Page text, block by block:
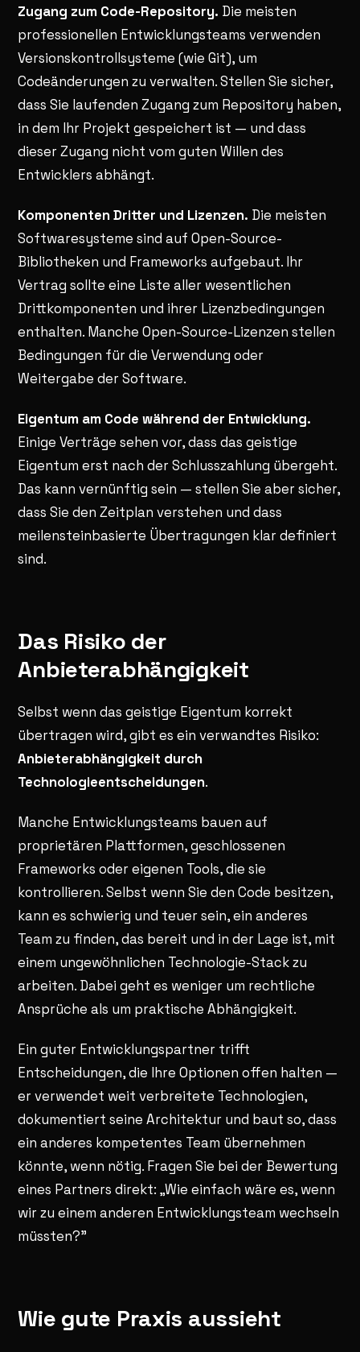
Zugang zum Code-Repository. Die meisten
professionellen Entwicklungsteams verwenden
Versionskontrollsysteme (wie Git), um
Codeänderungen zu verwalten. Stellen Sie sicher,
dass Sie laufenden Zugang zum Repository haben,
in dem Ihr Projekt gespeichert ist — und dass
dieser Zugang nicht vom guten Willen des
Entwicklers abhängt.
Komponenten Dritter und Lizenzen. Die meisten
Softwaresysteme sind auf Open-Source-
Bibliotheken und Frameworks aufgebaut. Ihr
Vertrag sollte eine Liste aller wesentlichen
Drittkomponenten und ihrer Lizenzbedingungen
enthalten. Manche Open-Source-Lizenzen stellen
Bedingungen für die Verwendung oder
Weitergabe der Software.
Eigentum am Code während der Entwicklung.
Einige Verträge sehen vor, dass das geistige
Eigentum erst nach der Schlusszahlung übergeht.
Das kann vernünftig sein — stellen Sie aber sicher,
dass Sie den Zeitplan verstehen und dass
meilensteinbasierte Übertragungen klar definiert
sind.
Das Risiko der
Anbieterabhängigkeit
Selbst wenn das geistige Eigentum korrekt
übertragen wird, gibt es ein verwandtes Risiko:
Anbieterabhängigkeit durch
Technologieentscheidungen.
Manche Entwicklungsteams bauen auf
proprietären Plattformen, geschlossenen
Frameworks oder eigenen Tools, die sie
kontrollieren. Selbst wenn Sie den Code besitzen,
kann es schwierig und teuer sein, ein anderes
Team zu finden, das bereit und in der Lage ist, mit
einem ungewöhnlichen Technologie-Stack zu
arbeiten. Dabei geht es weniger um rechtliche
Ansprüche als um praktische Abhängigkeit.
Ein guter Entwicklungspartner trifft
Entscheidungen, die Ihre Optionen offen halten —
er verwendet weit verbreitete Technologien,
dokumentiert seine Architektur und baut so, dass
ein anderes kompetentes Team übernehmen
könnte, wenn nötig. Fragen Sie bei der Bewertung
eines Partners direkt: „Wie einfach wäre es, wenn
wir zu einem anderen Entwicklungsteam wechseln
müssten?"
Wie gute Praxis aussieht